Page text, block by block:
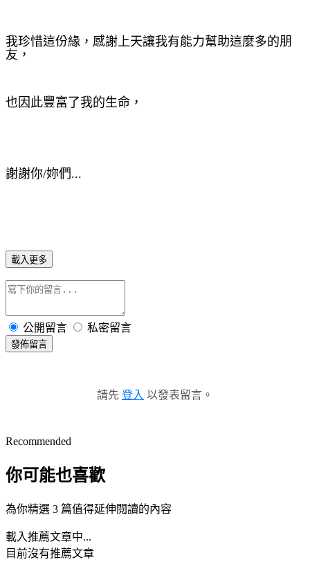
我珍惜這份緣，感謝上天讓我有能力幫助這麼多的朋
友，
也因此豐富了我的生命，
謝謝你/妳們...
載入更多
公開留言 私密留言
發佈留言
請先 登入 以發表留言。
Recommended
你可能也喜歡
為你精選 3 篇值得延伸閱讀的內容
載入推薦文章中...
目前沒有推薦文章